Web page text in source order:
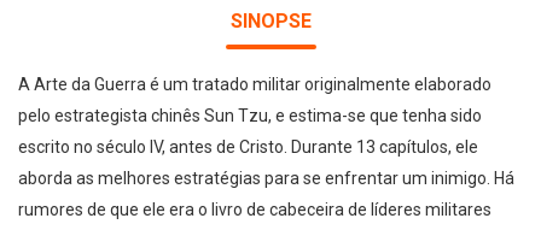
SINOPSE
A Arte da Guerra é um tratado militar originalmente elaborado
pelo estrategista chinês Sun Tzu, e estima-se que tenha sido
escrito no século IV, antes de Cristo. Durante 13 capítulos, ele
aborda as melhores estratégias para se enfrentar um inimigo. Há
rumores de que ele era o livro de cabeceira de líderes militares